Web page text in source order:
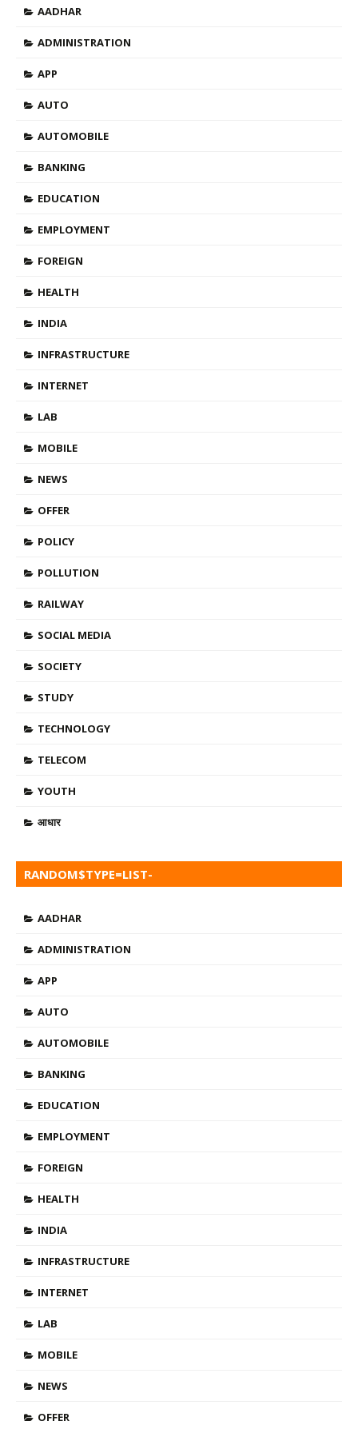
AADHAR
ADMINISTRATION
APP
AUTO
AUTOMOBILE
BANKING
EDUCATION
EMPLOYMENT
FOREIGN
HEALTH
INDIA
INFRASTRUCTURE
INTERNET
LAB
MOBILE
NEWS
OFFER
POLICY
POLLUTION
RAILWAY
SOCIAL MEDIA
SOCIETY
STUDY
TECHNOLOGY
TELECOM
YOUTH
आधार
RANDOM$TYPE=LIST-
AADHAR
ADMINISTRATION
APP
AUTO
AUTOMOBILE
BANKING
EDUCATION
EMPLOYMENT
FOREIGN
HEALTH
INDIA
INFRASTRUCTURE
INTERNET
LAB
MOBILE
NEWS
OFFER